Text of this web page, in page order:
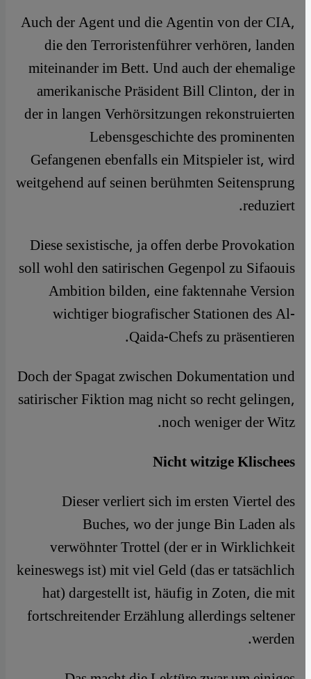
Auch der Agent und die Agentin von der CIA,
die den Terroristenführer verhören, landen
miteinander im Bett. Und auch der ehemalige
amerikanische Präsident Bill Clinton, der in
der in langen Verhörsitzungen rekonstruierten
Lebensgeschichte des prominenten
Gefangenen ebenfalls ein Mitspieler ist, wird
weitgehend auf seinen berühmten Seitensprung
reduziert.
Diese sexistische, ja offen derbe Provokation
soll wohl den satirischen Gegenpol zu Sifaouis
Ambition bilden, eine faktennahe Version
wichtiger biografischer Stationen des Al-
Qaida-Chefs zu präsentieren.
Doch der Spagat zwischen Dokumentation und
satirischer Fiktion mag nicht so recht gelingen,
noch weniger der Witz.
Nicht witzige Klischees
Dieser verliert sich im ersten Viertel des
Buches, wo der junge Bin Laden als
verwöhnter Trottel (der er in Wirklichkeit
keineswegs ist) mit viel Geld (das er tatsächlich
hat) dargestellt ist, häufig in Zoten, die mit
fortschreitender Erzählung allerdings seltener
werden.